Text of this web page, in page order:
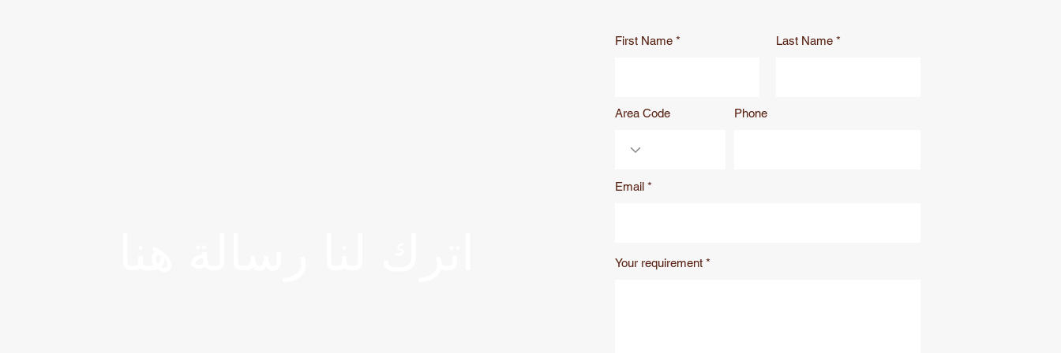
First Name Last Name
Area Code Phone
Email
Your requirement